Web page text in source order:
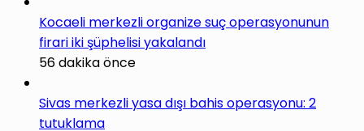
Kocaeli merkezli organize suç operasyonunun
firari iki şüphelisi yakalandı
56 dakika önce
Sivas merkezli yasa dışı bahis operasyonu: 2
tutuklama